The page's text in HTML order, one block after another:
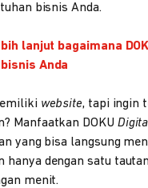
bisnis Anda.
lanjut bagaimana
Anda
website, tapi ingin
Manfaatkan DOKU
yang bisa langsung
hanya dengan satu
menit.